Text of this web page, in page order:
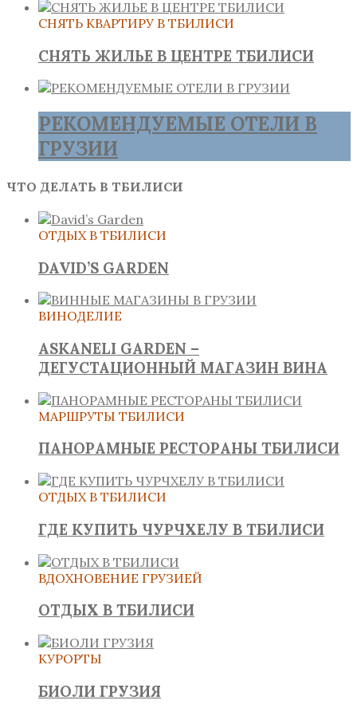
СНЯТЬ КВАРТИРУ В ТБИЛИСИ
СНЯТЬ ЖИЛЬЕ В ЦЕНТРЕ ТБИЛИСИ
РЕКОМЕНДУЕМЫЕ ОТЕЛИ В
ГРУЗИИ
ЧТО ДЕЛАТЬ В ТБИЛИСИ
ОТДЫХ В ТБИЛИСИ
DAVID’S GARDEN
ВИНОДЕЛИЕ
ASKANELI GARDEN –
ДЕГУСТАЦИОННЫЙ МАГАЗИН ВИНА
МАРШРУТЫ ТБИЛИСИ
ПАНОРАМНЫЕ РЕСТОРАНЫ ТБИЛИСИ
ОТДЫХ В ТБИЛИСИ
ГДЕ КУПИТЬ ЧУРЧХЕЛУ В ТБИЛИСИ
ВДОХНОВЕНИЕ ГРУЗИЕЙ
ОТДЫХ В ТБИЛИСИ
КУРОРТЫ
БИОЛИ ГРУЗИЯ